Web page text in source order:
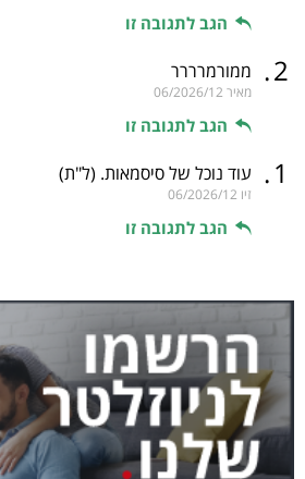
הגב לתגובה זו
2
. ממורמרררר
מאיר 06/2026/12
הגב לתגובה זו
1
. עוד נוכל של סיסמאות. (ל"ת)
זיו 06/2026/12
הגב לתגובה זו